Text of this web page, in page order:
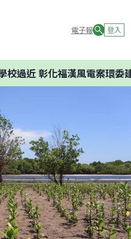
電子報 登入
近 彰化福漢風電案環委建議